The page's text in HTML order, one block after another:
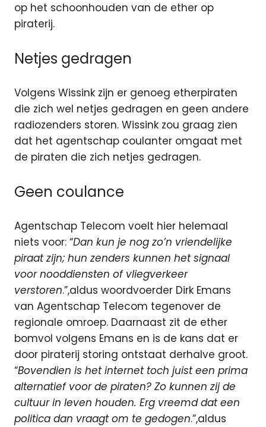
op het schoonhouden van de ether op
piraterij.
Netjes gedragen
Volgens Wissink zijn er genoeg etherpiraten
die zich wel netjes gedragen en geen andere
radiozenders storen. Wissink zou graag zien
dat het agentschap coulanter omgaat met
de piraten die zich netjes gedragen.
Geen coulance
Agentschap Telecom voelt hier helemaal
niets voor: “Dan kun je nog zo’n vriendelijke
piraat zijn; hun zenders kunnen het signaal
voor nooddiensten of vliegverkeer
verstoren.”,aldus woordvoerder Dirk Emans
van Agentschap Telecom tegenover de
regionale omroep. Daarnaast zit de ether
bomvol volgens Emans en is de kans dat er
door piraterij storing ontstaat derhalve groot.
“Bovendien is het internet toch juist een prima
alternatief voor de piraten? Zo kunnen zij de
cultuur in leven houden. Erg vreemd dat een
politica dan vraagt om te gedogen.”,aldus